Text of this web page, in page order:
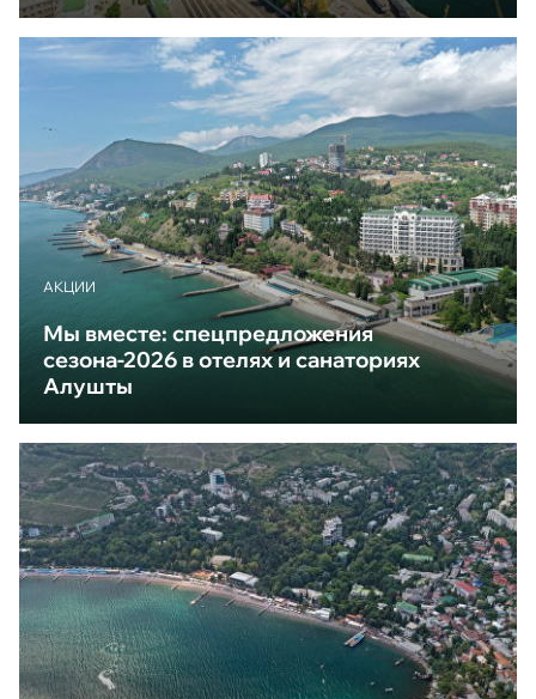
АКЦИИ
Мы вместе: спецпредложения
сезона-2026 в отелях и санаториях
Алушты